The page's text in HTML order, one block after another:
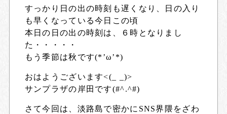
すっかり日の出の時刻も遅くなり、日の入り
も早くなっている今日この頃
本日の日の出の時刻は、６時となりまし
た・・・・・
もう季節は秋です(*’ω’*)
おはようございます<(_ _)>
サンプラザの岸田です(#^.^#)
さて今回は、淡路島で密かにSNS界隈をざわ